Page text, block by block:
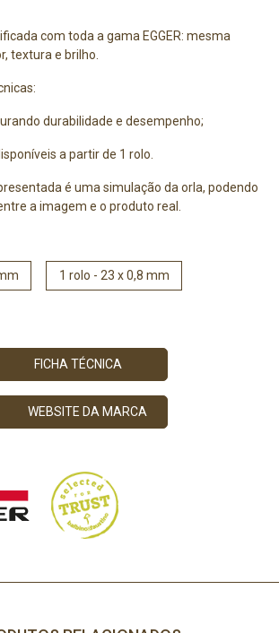
com toda a gama EGGER: mesma
textura e brilho.
durabilidade e desempenho;
a partir de 1 rolo.
é uma simulação da orla, podendo
a imagem e o produto real.
1 rolo - 23 x 0,8 mm
FICHA TÉCNICA
WEBSITE DA MARCA